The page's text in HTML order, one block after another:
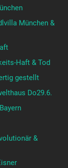
München &
Haft & Tod
gestellt
Do29.6.
&